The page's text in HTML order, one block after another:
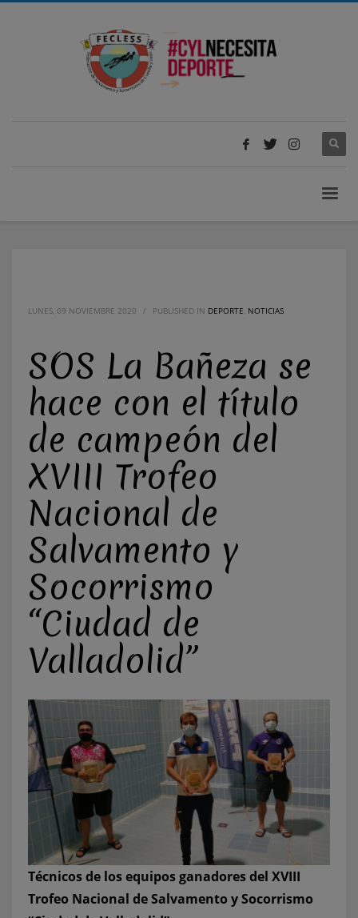
LUNES, 09 NOVIEMBRE 2020 / PUBLISHED IN DEPORTE NOTICIAS
SOS La Bañeza se
hace con el título
de campeón del
XVIII Trofeo
Nacional de
Salvamento y
Socorrismo
“Ciudad de
Valladolid”
Técnicos de los equipos ganadores del XVIII
Trofeo Nacional de Salvamento y Socorrismo